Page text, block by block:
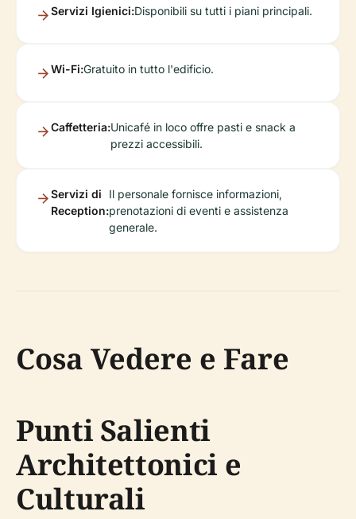
Servizi Igienici:Disponibili su tutti i piani principali.
Wi-Fi:Gratuito in tutto l'edificio.
Caffetteria:Unicafé in loco offre pasti e snack a
prezzi accessibili.
Servizi di
Reception:
Il personale fornisce informazioni,
prenotazioni di eventi e assistenza
generale.
Cosa Vedere e Fare
Punti Salienti
Architettonici e
Culturali